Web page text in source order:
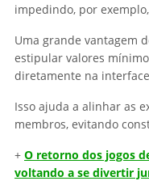
impedindo, por
Uma grande vantagem
estipular valores
diretamente na
Isso ajuda a alinhar as
membros, evitando
+ O retorno dos jogos
voltando a se divertir